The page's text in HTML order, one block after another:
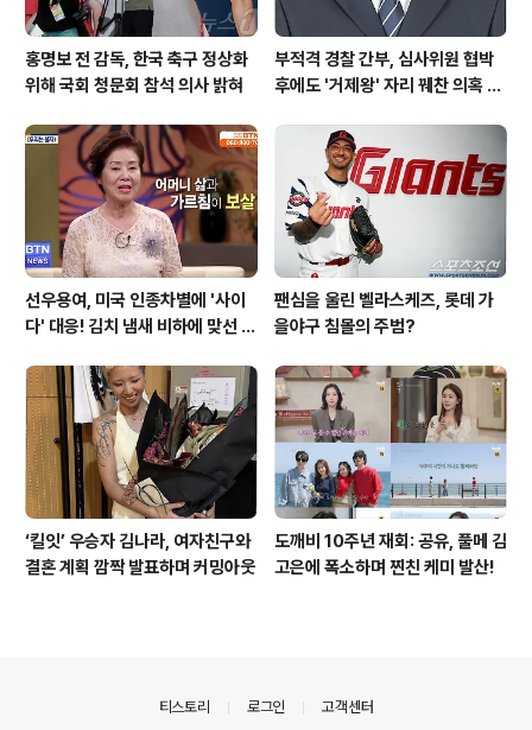
홍명보 전 감독, 한국 축구 정상화
위해 국회 청문회 참석 의사 밝혀
부적격 경찰 간부, 심사위원 협박
후에도 '거제왕' 자리 꿰찬 의혹 진
선우용여, 미국 인종차별에 '사이
다' 대응! 김치 냄새 비하에 맞선 통
팬심을 울린 벨라스케즈, 롯데 가
을야구 침몰의 주범?
‘킬잇’ 우승자 김나라, 여자친구와
결혼 계획 깜짝 발표하며 커밍아웃
도깨비 10주년 재회: 공유, 풀메 김
고은에 폭소하며 찐친 케미 발산!
티스토리 로그인 고객센터